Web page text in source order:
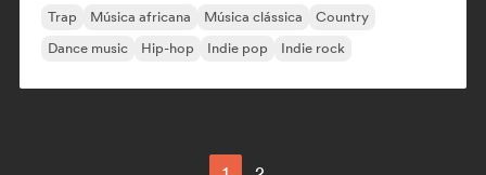
Trap Música africana Música clássica
Country
Dance music
Hip-hop Indie pop Indie rock